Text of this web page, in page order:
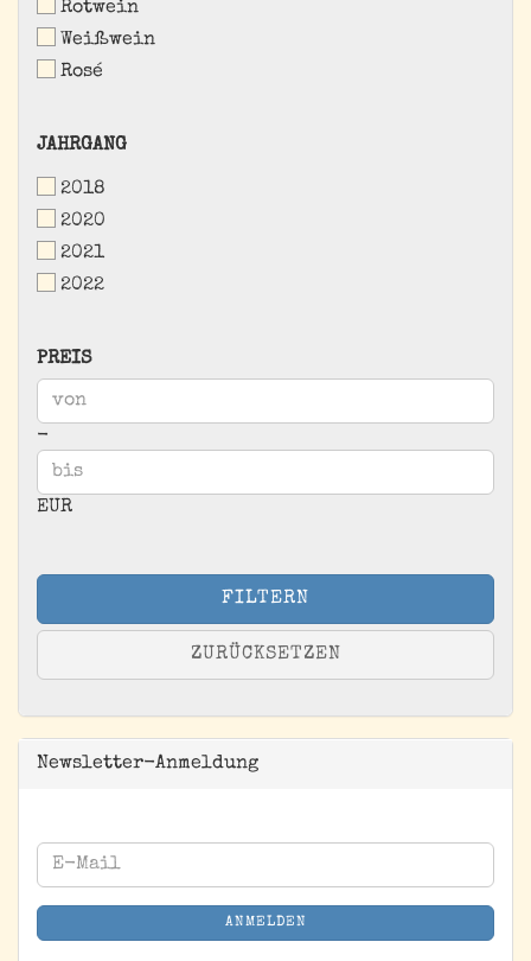
Rotwein
Weißwein
Rosé
JAHRGANG
JAHRGANG
2018
2020
2021
2022
PREIS
PREIS
Preis bis
-
EUR
FILTERN
ZURÜCKSETZEN
Newsletter-Anmeldung
WEITER
ZUR
NEWSLETTER-
ANMELDUNG
E-
Mail
ANMELDEN